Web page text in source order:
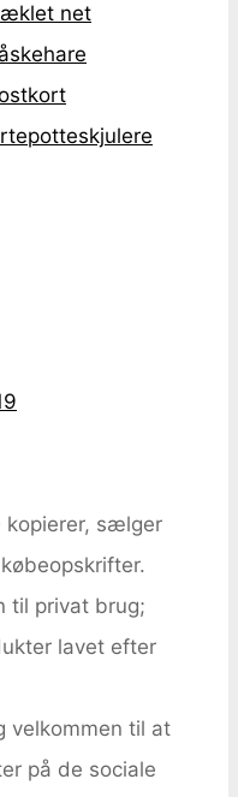
net
kopierer, sælger
til privat brug;
lavet efter
velkommen til at
på de sociale